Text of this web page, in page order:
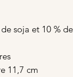
soja et 10 %
11,7 cm